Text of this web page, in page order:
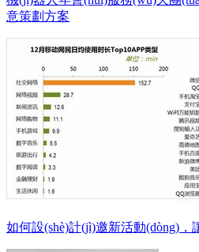
意策劃方案
如何設(shè)計(jì)邀新活動(dòng)，